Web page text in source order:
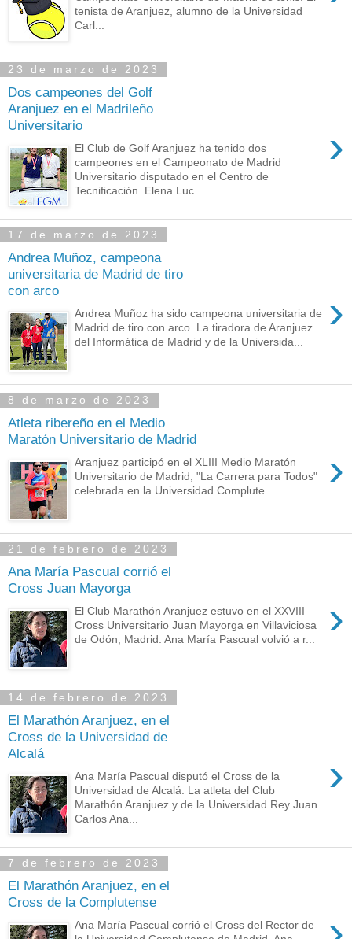
tenista de Aranjuez, alumno de la Universidad
Carl...
23 de marzo de 2023
Dos campeones del Golf
Aranjuez en el Madrileño
Universitario
›
El Club de Golf Aranjuez ha tenido dos
campeones en el Campeonato de Madrid
Universitario disputado en el Centro de
Tecnificación. Elena Luc...
17 de marzo de 2023
Andrea Muñoz, campeona
universitaria de Madrid de tiro
con arco
›
Andrea Muñoz ha sido campeona universitaria de
Madrid de tiro con arco. La tiradora de Aranjuez
del Informática de Madrid y de la Universida...
8 de marzo de 2023
Atleta ribereño en el Medio
Maratón Universitario de Madrid
›
Aranjuez participó en el XLIII Medio Maratón
Universitario de Madrid, "La Carrera para Todos"
celebrada en la Universidad Complute...
21 de febrero de 2023
Ana María Pascual corrió el
Cross Juan Mayorga
›
El Club Marathón Aranjuez estuvo en el XXVIII
Cross Universitario Juan Mayorga en Villaviciosa
de Odón, Madrid. Ana María Pascual volvió a r...
14 de febrero de 2023
El Marathón Aranjuez, en el
Cross de la Universidad de
Alcalá
›
Ana María Pascual disputó el Cross de la
Universidad de Alcalá. La atleta del Club
Marathón Aranjuez y de la Universidad Rey Juan
Carlos Ana...
7 de febrero de 2023
El Marathón Aranjuez, en el
Cross de la Complutense
Ana María Pascual corrió el Cross del Rector de